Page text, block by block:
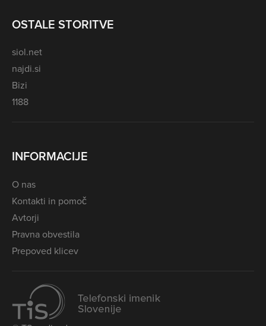
OSTALE STORITVE
siol.net
najdi.si
Bizi
1188
INFORMACIJE
O nas
Kontakti in pomoč
Avtorji
Pravna obvestila
Prepoved klicev